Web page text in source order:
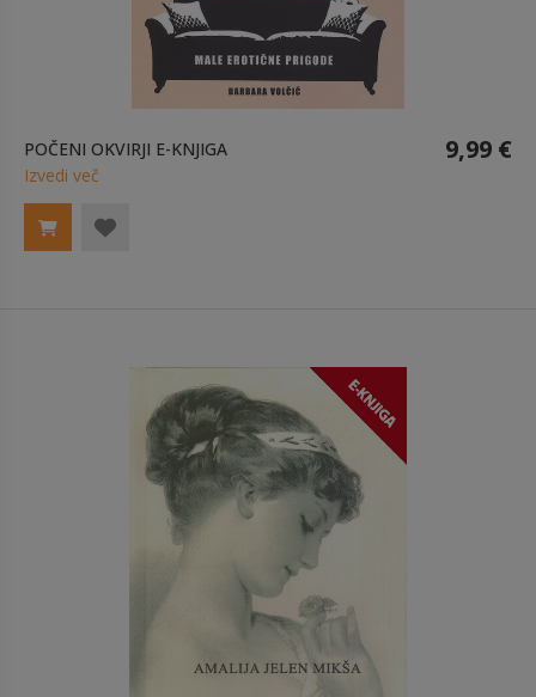
POČENI OKVIRJI E-KNJIGA 9,99 €
Izvedi več